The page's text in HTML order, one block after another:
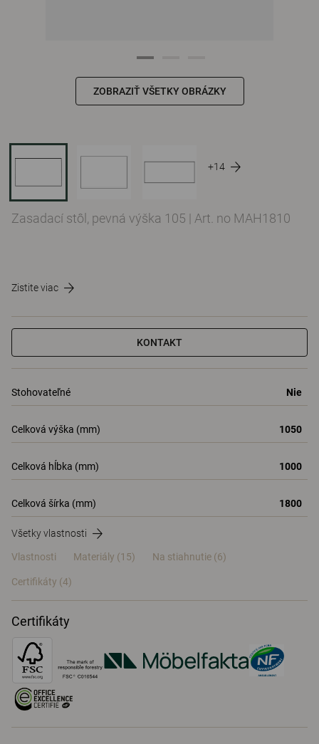
ZOBRAZIŤ VŠETKY OBRÁZKY
+14
Zasadací stôl, pevná výška 105 | Art. no MAH1810
Zistite viac
KONTAKT
Stohovateľné Nie
Celková výška (mm) 1050
Celková hĺbka (mm) 1000
Celková šírka (mm) 1800
Všetky vlastnosti
Vlastnosti Materiály (15) Na stiahnutie (6)
Certifikáty (4)
Certifikáty